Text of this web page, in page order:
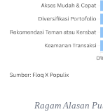
Ragam Alasan